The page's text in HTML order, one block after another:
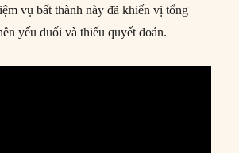
vụ bất thành này đã khiến vị tổng
yếu đuối và thiếu quyết đoán.